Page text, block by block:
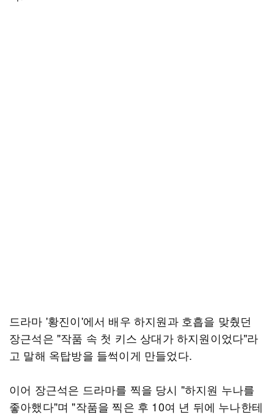
드라마 '황진이'에서 배우 하지원과 호흡을 맞췄던
장근석은 "작품 속 첫 키스 상대가 하지원이었다"라
고 말해 옥탑방을 들썩이게 만들었다.
이어 장근석은 드라마를 찍을 당시 "하지원 누나를
좋아했다"며 "작품을 찍은 후 10여 년 뒤에 누나한테